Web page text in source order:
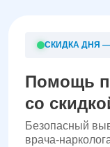
СКИДКА ДНЯ
Помощь
со
Безопасный
врача-